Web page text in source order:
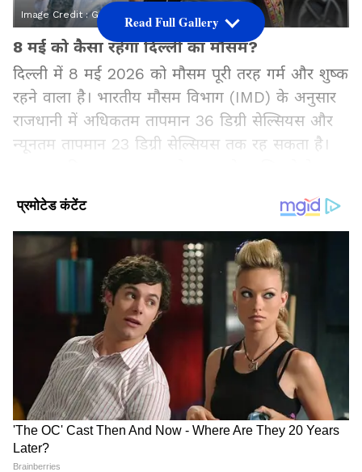
Image Credit :Getty
8 मई को कैसा रहेगा दिल्ली का मौसम?
दिल्ली में 8 मई 2026 को मौसम पूरी तरह गर्म और शुष्क
रहने वाला है। भारतीय मौसम विभाग (IMD) के अनुसार
राजधानी में अधिकतम तापमान 36 डिग्री सेल्सियस और
न्यूनतम तापमान 23 डिग्री सेल्सियस तक रह सकता है।
हल्की राहत मिल सकती है, लेकिन दोपहर होते-होते गर्मी
लोगों को परेशान करने लगेगी। नमी करीब 35 प्रतिशत
रहने का अनुमान है, जिससे वातावरण में सूखापन बढ़ेगा।
मौसम विभाग ने फिलहाल कोई आधिकारिक हीटवेव
वार्निंग जारी नहीं की है, लेकिन लगातार बढ़ते तापमान को
देखते हुए आने वाले दिनों में हालात गंभीर हो सकते हैं।
खासकर बच्चों, बुजुर्गों और बाहर काम करने वालों को
सतर्क रहने की जरूरत है।
Add Asianetnews Hindi as a Preferred
Read Full Gallery